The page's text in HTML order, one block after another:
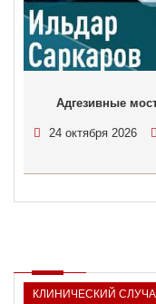
Адгезивные
24 октября 2026
КЛИНИЧЕСКИЙ